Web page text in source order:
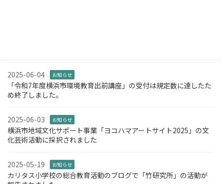
2025-06-04 お知らせ
「令和7年度横浜市環境教育出前講座」の受付は規定数に達したた
め終了しました。
2025-06-03 お知らせ
横浜市地域文化サポート事業「ヨコハマアートサイト2025」の文
化芸術活動に採択されました
2025-05-19 お知らせ
カリタス小学校の総合教育活動のブログで「竹研究所」の活動が